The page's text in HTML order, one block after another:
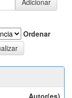
Ordenar
Autor(es)